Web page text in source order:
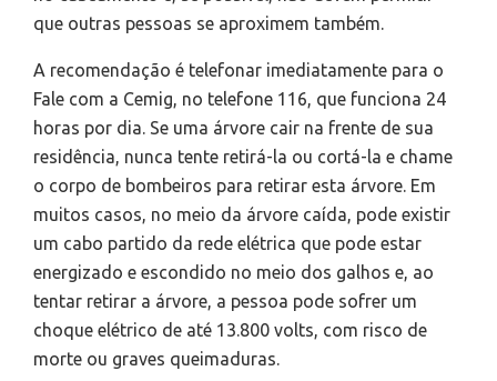
que outras pessoas se aproximem também.
A recomendação é telefonar imediatamente para o
Fale com a Cemig, no telefone 116, que funciona 24
horas por dia. Se uma árvore cair na frente de sua
residência, nunca tente retirá-la ou cortá-la e chame
o corpo de bombeiros para retirar esta árvore. Em
muitos casos, no meio da árvore caída, pode existir
um cabo partido da rede elétrica que pode estar
energizado e escondido no meio dos galhos e, ao
tentar retirar a árvore, a pessoa pode sofrer um
choque elétrico de até 13.800 volts, com risco de
morte ou graves queimaduras.